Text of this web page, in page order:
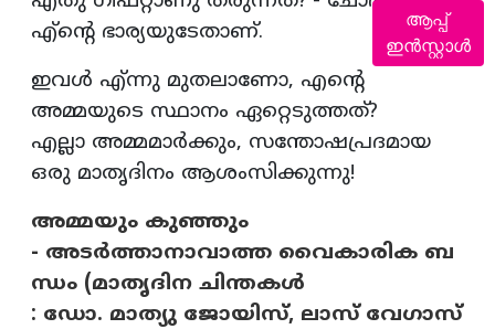
എ്‌ന്റെ ഭാര്യയുടേതാണ്.
ഇവള്‍ എ്ന്നു മുതലാണോ, എന്റെ
അമ്മയുടെ സ്ഥാനം ഏറ്റെടുത്തത്?
എല്ലാ അമ്മമാര്‍ക്കും, സന്തോഷപ്രദമായ
ഒരു മാതൃദിനം ആശംസിക്കുന്നു!
അമ്മയും കുഞ്ഞും
- അടർത്താനാവാത്ത വൈകാരിക ബ
ന്ധം (മാതൃദിന ചിന്തകൾ
: ഡോ. മാത്യു ജോയിസ്, ലാസ്‌ വേഗാസ്
ആപ്പ്
ഇൻസ്റ്റാൾ